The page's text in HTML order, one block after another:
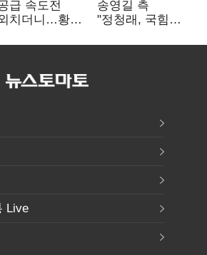
급 속도전
치더니…황희,
모델링' 제안
송영길 측
"정청래, 국힘
민주당 대표로
Live